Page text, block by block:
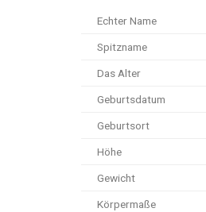
Echter Name
Spitzname
Das Alter
Geburtsdatum
Geburtsort
Höhe
Gewicht
Körpermaße